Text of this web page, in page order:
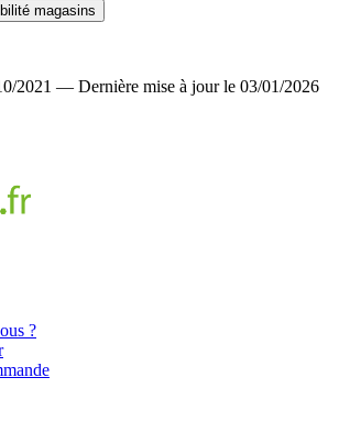
magasins
2021 — Dernière mise à jour le 03/01/2026
?